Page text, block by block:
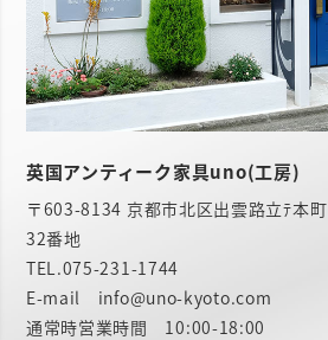
英国アンティーク家具uno(工房)
〒603-8134 京都市北区出雲路立ﾃ本町
32番地
TEL.075-231-1744
E-mail info@uno-kyoto.com
通常時営業時間 10:00-18:00